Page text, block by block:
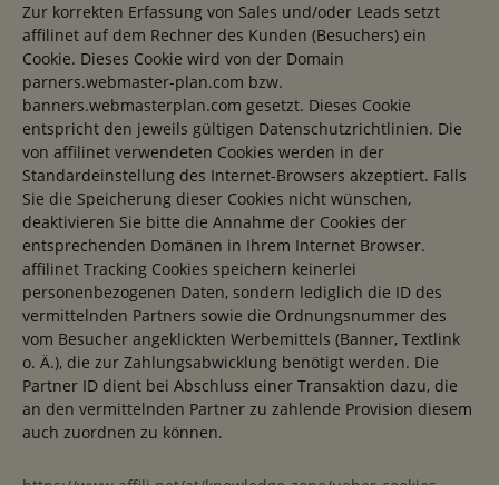
Zur korrekten Erfassung von Sales und/oder Leads setzt
affilinet auf dem Rechner des Kunden (Besuchers) ein
Cookie. Dieses Cookie wird von der Domain
parners.webmaster-plan.com bzw.
banners.webmasterplan.com gesetzt. Dieses Cookie
entspricht den jeweils gültigen Datenschutzrichtlinien. Die
von affilinet verwendeten Cookies werden in der
Standardeinstellung des Internet-Browsers akzeptiert. Falls
Sie die Speicherung dieser Cookies nicht wünschen,
deaktivieren Sie bitte die Annahme der Cookies der
entsprechenden Domänen in Ihrem Internet Browser.
affilinet Tracking Cookies speichern keinerlei
personenbezogenen Daten, sondern lediglich die ID des
vermittelnden Partners sowie die Ordnungsnummer des
vom Besucher angeklickten Werbemittels (Banner, Textlink
o. Ä.), die zur Zahlungsabwicklung benötigt werden. Die
Partner ID dient bei Abschluss einer Transaktion dazu, die
an den vermittelnden Partner zu zahlende Provision diesem
auch zuordnen zu können.